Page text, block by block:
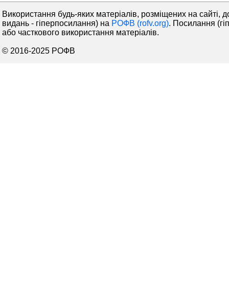
Використання будь-яких матеріалів, розміщених на сайті,
видань - гіперпосилання) на РОФВ (rofv.org). Посилання
або часткового використання матеріалів.
© 2016-2025 РОФВ